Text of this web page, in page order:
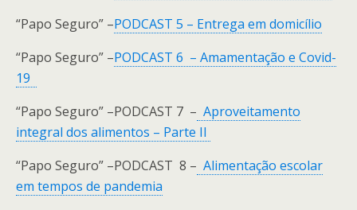
“Papo Seguro” –PODCAST 5 – Entrega em domicílio
“Papo Seguro” –PODCAST 6 – Amamentação e Covid-
19
“Papo Seguro” –PODCAST 7 – Aproveitamento
integral dos alimentos – Parte II
“Papo Seguro” –PODCAST 8 – Alimentação escolar
em tempos de pandemia